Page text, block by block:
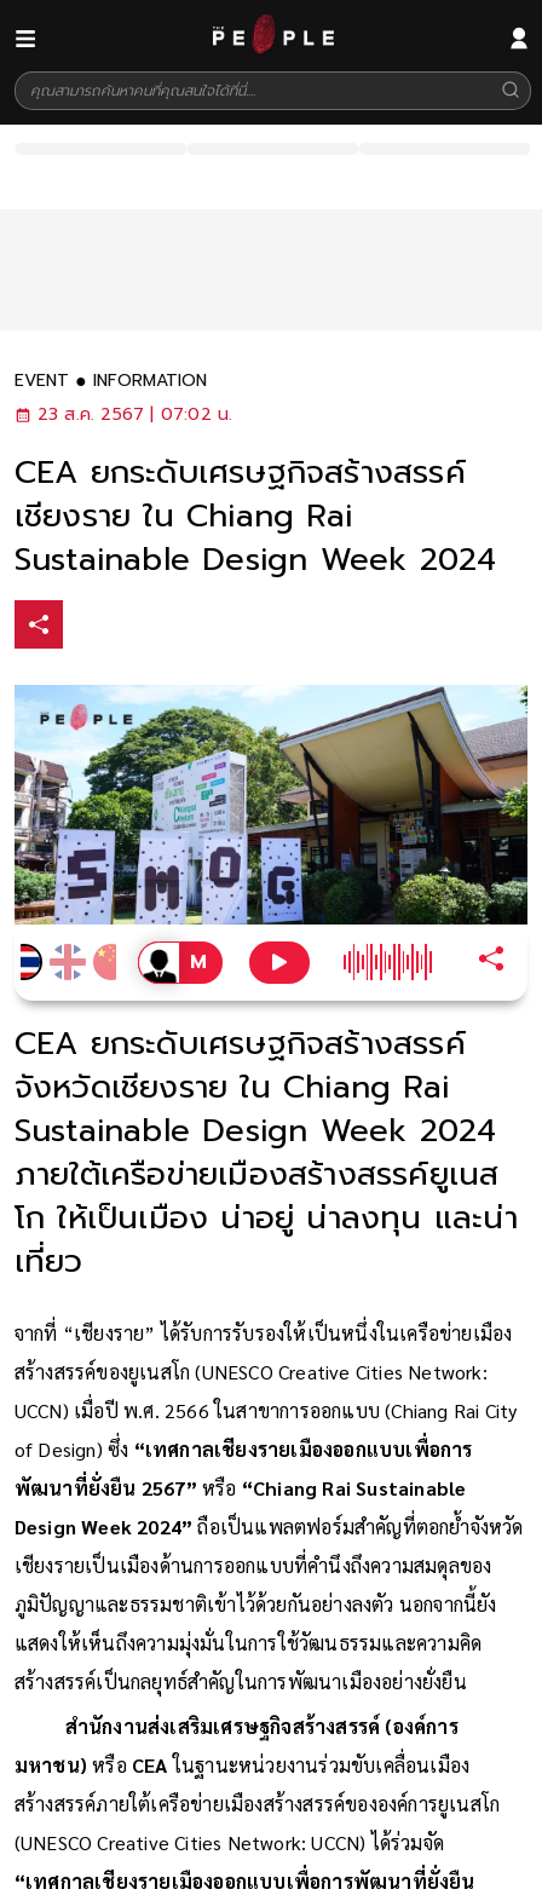
EVENT
INFORMATION
23 ส.ค. 2567 | 07:02 น.
CEA ยกระดับเศรษฐกิจสร้างสรรค์
เชียงราย ใน Chiang Rai
Sustainable Design Week 2024
CEA ยกระดับเศรษฐกิจสร้างสรรค์
จังหวัดเชียงราย ใน Chiang Rai
Sustainable Design Week 2024
ภายใต้เครือข่ายเมืองสร้างสรรค์ยูเนส
โก ให้เป็นเมือง น่าอยู่ น่าลงทุน และน่า
เที่ยว
จากที่ “เชียงราย” ได้รับการรับรองให้เป็นหนึ่งในเครือข่ายเมือง
สร้างสรรค์ของยูเนสโก (UNESCO Creative Cities Network:
UCCN) เมื่อปี พ.ศ. 2566 ในสาขาการออกแบบ (Chiang Rai City
of Design) ซึ่ง “เทศกาลเชียงรายเมืองออกแบบเพื่อการ
พัฒนาที่ยั่งยืน 2567” หรือ “Chiang Rai Sustainable
Design Week 2024” ถือเป็นแพลตฟอร์มสำคัญที่ตอกย้ำจังหวัด
เชียงรายเป็นเมืองด้านการออกแบบที่คำนึงถึงความสมดุลของ
ภูมิปัญญาและธรรมชาติเข้าไว้ด้วยกันอย่างลงตัว นอกจากนี้ยัง
แสดงให้เห็นถึงความมุ่งมั่นในการใช้วัฒนธรรมและความคิด
สร้างสรรค์เป็นกลยุทธ์สำคัญในการพัฒนาเมืองอย่างยั่งยืน
สำนักงานส่งเสริมเศรษฐกิจสร้างสรรค์ (องค์การ
มหาชน) หรือ CEAในฐานะหน่วยงานร่วมขับเคลื่อนเมือง
สร้างสรรค์ภายใต้เครือข่ายเมืองสร้างสรรค์ขององค์การยูเนสโก
(UNESCO Creative Cities Network: UCCN) ได้ร่วมจัด
“เทศกาลเชียงรายเมืองออกแบบเพื่อการพัฒนาที่ยั่งยืน